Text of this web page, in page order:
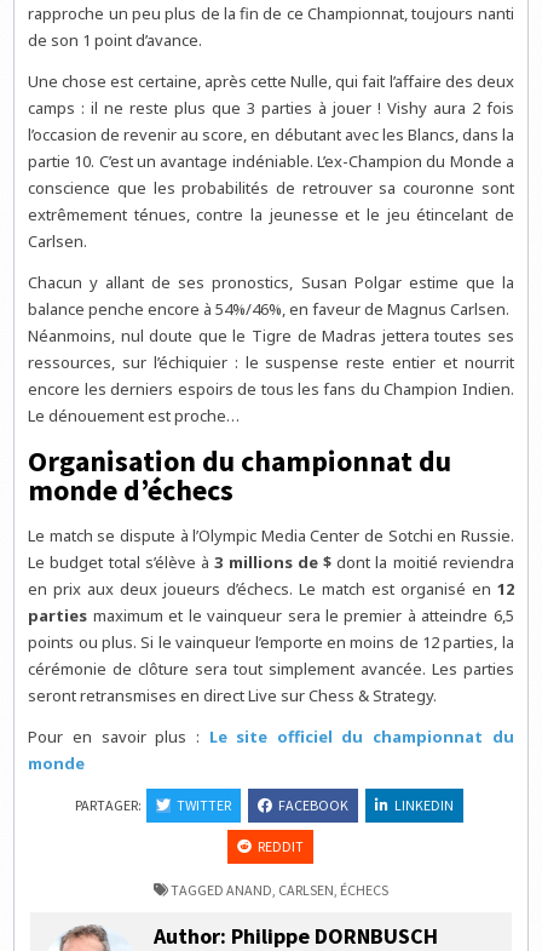
rapproche un peu plus de la fin de ce Championnat, toujours nanti
de son 1 point d’avance.
Une chose est certaine, après cette Nulle, qui fait l’affaire des deux
camps : il ne reste plus que 3 parties à jouer ! Vishy aura 2 fois
l’occasion de revenir au score, en débutant avec les Blancs, dans la
partie 10. C’est un avantage indéniable. L’ex-Champion du Monde a
conscience que les probabilités de retrouver sa couronne sont
extrêmement ténues, contre la jeunesse et le jeu étincelant de
Carlsen.
Chacun y allant de ses pronostics, Susan Polgar estime que la
balance penche encore à 54%/46%, en faveur de Magnus Carlsen.
Néanmoins, nul doute que le Tigre de Madras jettera toutes ses
ressources, sur l’échiquier : le suspense reste entier et nourrit
encore les derniers espoirs de tous les fans du Champion Indien.
Le dénouement est proche…
Organisation du championnat du
monde d’échecs
Le match se dispute à l’Olympic Media Center de Sotchi en Russie.
Le budget total s’élève à3 millions de $dont la moitié reviendra
en prix aux deux joueurs d’échecs. Le match est organisé en 12
parties maximum et le vainqueur sera le premier à atteindre 6,5
points ou plus. Si le vainqueur l’emporte en moins de 12 parties, la
cérémonie de clôture sera tout simplement avancée. Les parties
seront retransmises en direct Live sur Chess & Strategy.
Pour en savoir plus : Le site officiel du championnat du
monde
PARTAGER: TWITTER FACEBOOK LINKEDIN
REDDIT
TAGGED ANAND CARLSEN ÉCHECS
Author: Philippe DORNBUSCH